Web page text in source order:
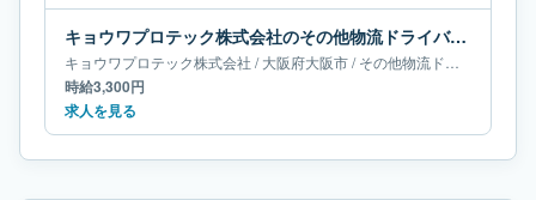
キョウワプロテック株式会社のその他物流ドライバー求人｜大阪府大阪市
キョウワプロテック株式会社 /大阪府大阪市/その他物流ドライバー
時給3,300円
求人を見る